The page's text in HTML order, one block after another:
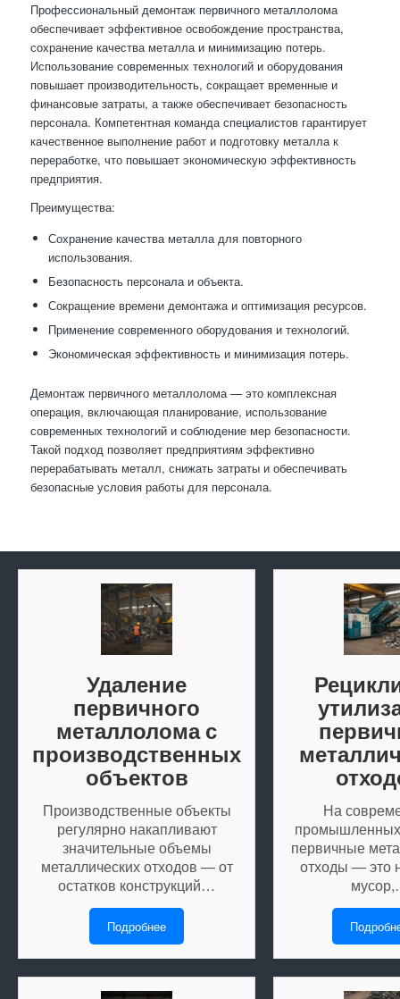
Профессиональный демонтаж первичного металлолома
обеспечивает эффективное освобождение пространства,
сохранение качества металла и минимизацию потерь.
Использование современных технологий и оборудования
повышает производительность, сокращает временные и
финансовые затраты, а также обеспечивает безопасность
персонала. Компетентная команда специалистов гарантирует
качественное выполнение работ и подготовку металла к
переработке, что повышает экономическую эффективность
предприятия.
Преимущества:
Сохранение качества металла для повторного
использования.
Безопасность персонала и объекта.
Сокращение времени демонтажа и оптимизация ресурсов.
Применение современного оборудования и технологий.
Экономическая эффективность и минимизация потерь.
Демонтаж первичного металлолома — это комплексная
операция, включающая планирование, использование
современных технологий и соблюдение мер безопасности.
Такой подход позволяет предприятиям эффективно
перерабатывать металл, снижать затраты и обеспечивать
безопасные условия работы для персонала.
Удаление
первичного
металлолома с
производственных
объектов
Производственные объекты
регулярно накапливают
значительные объемы
металлических отходов — от
остатков конструкций…
Подробнее
На
промышленных
первичные
отходы — это